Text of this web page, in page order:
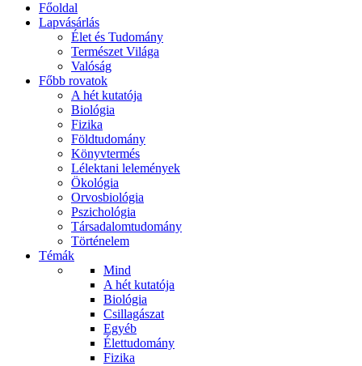
Főoldal
Lapvásárlás
Élet és Tudomány
Természet Világa
Valóság
Főbb rovatok
A hét kutatója
Biológia
Fizika
Földtudomány
Könyvtermés
Lélektani lelemények
Ökológia
Orvosbiológia
Pszichológia
Társadalomtudomány
Történelem
Témák
Mind
A hét kutatója
Biológia
Csillagászat
Egyéb
Élettudomány
Fizika